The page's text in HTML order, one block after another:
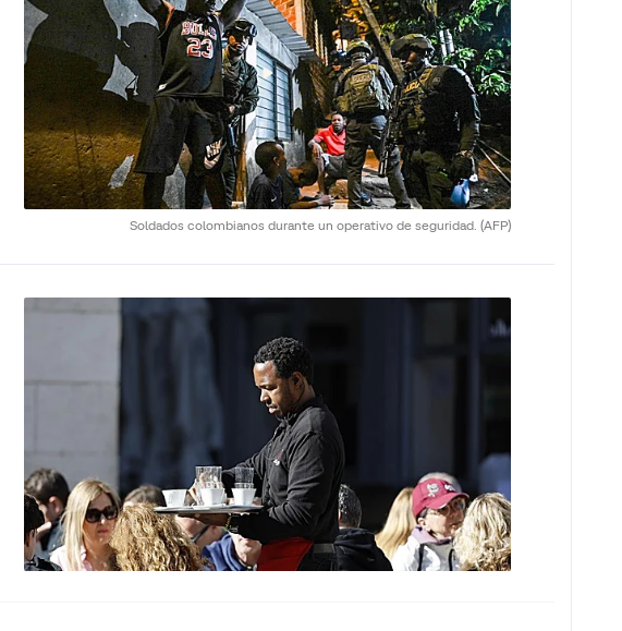
Soldados colombianos durante un operativo de seguridad. (AFP)